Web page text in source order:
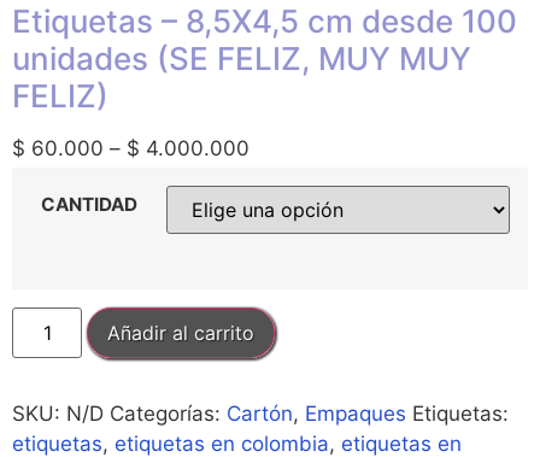
Etiquetas – 8,5X4,5 cm desde 100
unidades (SE FELIZ, MUY MUY
FELIZ)
$ 60.000 – $ 4.000.000
CANTIDAD
Añadir al carrito
SKU: N/D Categorías: Cartón, Empaques Etiquetas:
etiquetas, etiquetas en colombia, etiquetas en